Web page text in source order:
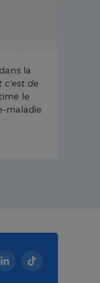
la
c'est de
le
maladie
fenêtre)
(nouvelle fenêtre)
Linkedin (nouvelle
Tiktok (nouvelle